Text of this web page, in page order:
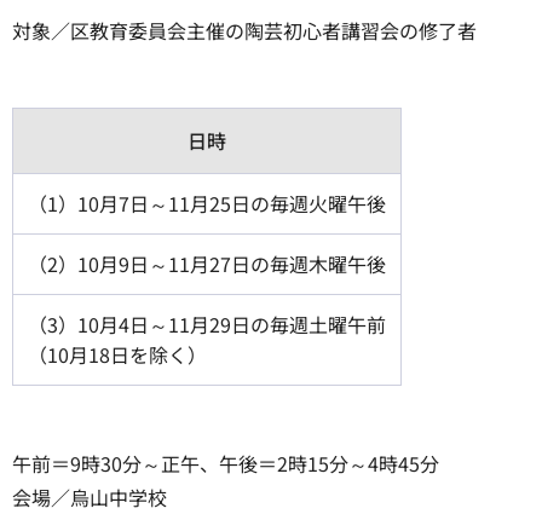
対象／区教育委員会主催の陶芸初心者講習会の修了者
日時
（1）10月7日～11月25日の毎週火曜午後
（2）10月9日～11月27日の毎週木曜午後
（3）10月4日～11月29日の毎週土曜午前
（10月18日を除く）
午前＝9時30分～正午、午後＝2時15分～4時45分
会場／烏山中学校